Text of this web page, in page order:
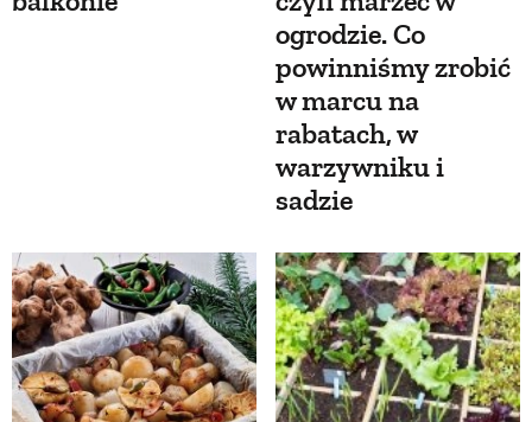
ogrodzie. Co
powinniśmy zrobić
w marcu na
rabatach, w
warzywniku i
sadzie